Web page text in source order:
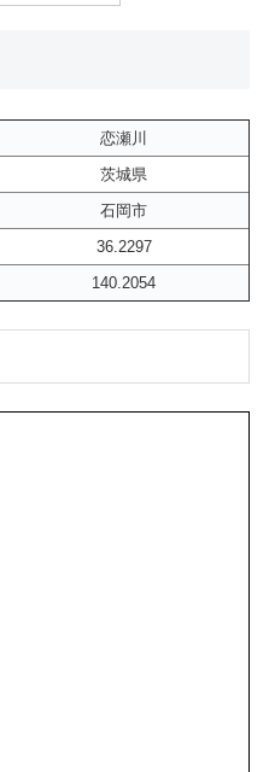
恋瀬川
茨城県
石岡市
36.2297
140.2054